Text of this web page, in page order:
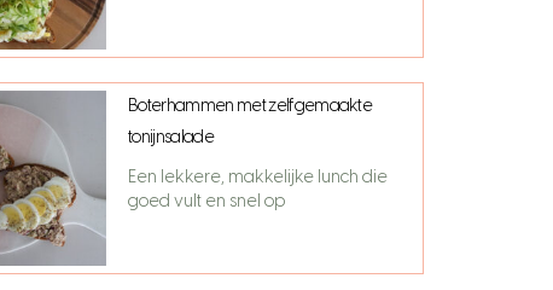
Boterhammen met zelfgemaakte
tonijnsalade
Een lekkere, makkelijke lunch die
goed vult en snel op